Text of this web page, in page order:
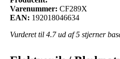
Varenummer: CF289X
EAN: 192018046634
Vurderet til 4.7ud af 5 stjerner